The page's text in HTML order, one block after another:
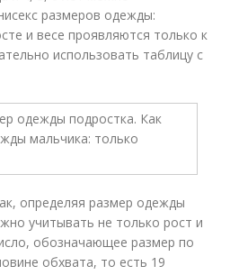
размеров одежды:
и весе проявляются только к
использовать таблицу с
определяя размер одежды
учитывать не только рост и
обозначающее размер по
обхвата, то есть 19